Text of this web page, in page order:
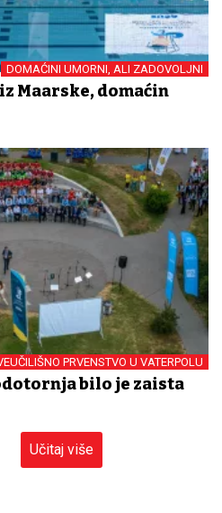
DOMAĆINI UMORNI, ALI ZADOVOLJNI
Mađarske, domaćin
PRVENSTVO U VATERPOLU
bilo je zaista
Učitaj više